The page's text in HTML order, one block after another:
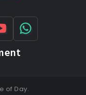
of Day.